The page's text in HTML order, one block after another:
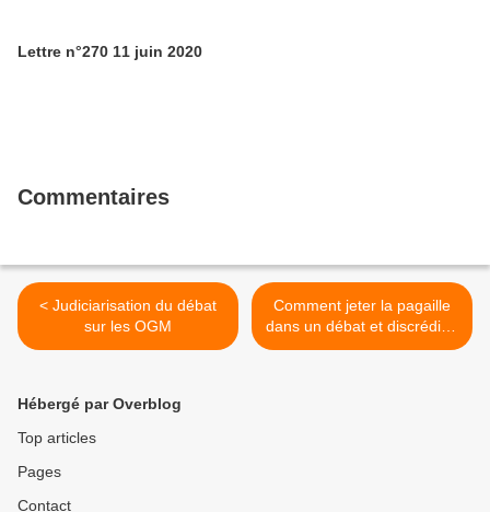
Lettre n°270 11 juin 2020
Commentaires
< Judiciarisation du débat
sur les OGM
Comment jeter la pagaille
dans un débat et discréditer
les scientifiques >
Hébergé par Overblog
Top articles
Pages
Contact